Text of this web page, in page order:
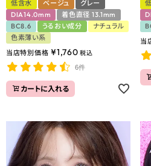
低含水
ベージュ
グレー
DIA14.0mm
着色直径 13.1mm
BC8.6
うるおい成分
ナチュラル
色素薄い系
当店特別価格 ¥1,760 税込
6件
カートに入れる
当